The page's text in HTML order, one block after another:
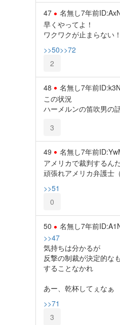
47 名無し7年前
早くやってよ！
ワクワクが止まらない！
>>50>>72
2
48 名無し7年前
この状況
ハーメルンの笛吹男の
3
49 名無し7年前
アメリカで裁判するん
頑張れアメリカ弁護士
>>51
0
50 名無し7年前
>>47
気持ちは分かるが
反撃の制裁が決定的な
することなかれ
あー、乾杯してぇなぁ
>>71
3